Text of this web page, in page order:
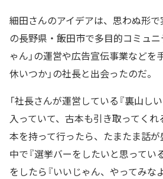
細田さんのアイデアは、思わぬ形
の長野県・飯田市で多目的コミュニ
ゃん」の運営や広告宣伝事業などを
休いつか」の社長と出会ったのだ。
「社長さんが運営している『裏山し
入っていて、古本も引き取ってく
本を持って行ったら、たまたま話
中で『選挙バーをしたいと思ってい
をしたら『いいじゃん、やってみな